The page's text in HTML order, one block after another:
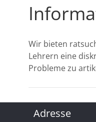
Wir bieten
Lehrern eine
Probleme zu
Adresse